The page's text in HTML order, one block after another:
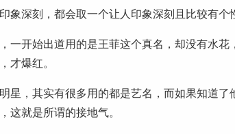
象深刻，都会取一个让人印象深刻且比较有个
一开始出道用的是王菲这个真名，却没有水
才爆红。
星，其实有很多用的都是艺名，而如果知道
这就是所谓的接地气。